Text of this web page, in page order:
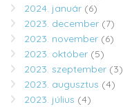
2024. január (6)
2023. december (7)
2023. november (6)
2023. október (5)
2023. szeptember (3)
2023. augusztus (4)
2023. július (4)